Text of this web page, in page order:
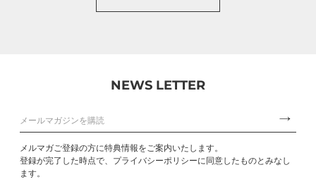
NEWS LETTER
メルマガご登録の方に特典情報をご案内いたします。
登録が完了した時点で、プライバシーポリシーに同意したものとみなし
ます。